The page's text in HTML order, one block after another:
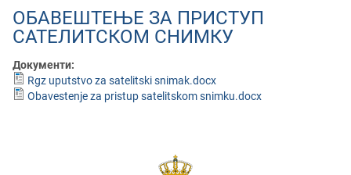
ОБАВЕШТЕЊЕ ЗА ПРИСТУП
САТЕЛИТСКОМ СНИМКУ
Документи:
Rgz uputstvo za satelitski snimak.docx
Obavestenje za pristup satelitskom snimku.docx